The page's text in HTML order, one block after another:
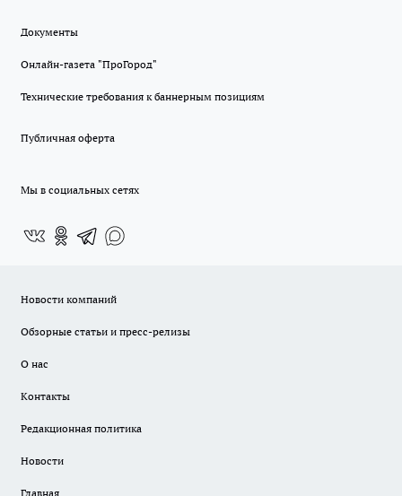
Документы
Онлайн-газета "ПроГород"
Технические требования к баннерным позициям
Публичная оферта
Мы в социальных сетях
Новости компаний
Обзорные статьи и пресс-релизы
О нас
Контакты
Редакционная политика
Новости
Главная